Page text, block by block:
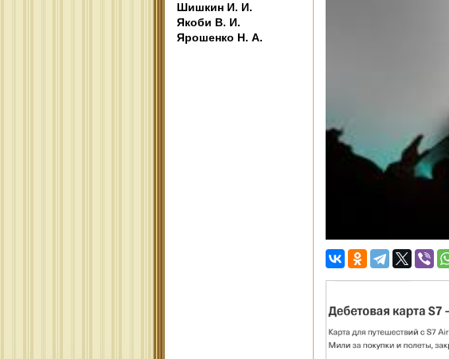
Шишкин И. И.
Якоби В. И.
Ярошенко Н. А.